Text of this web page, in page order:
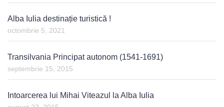
Alba Iulia destinație turistică !
octombrie 5, 2021
Transilvania Principat autonom (1541-1691)
septembrie 15, 2015
Intoarcerea lui Mihai Viteazul la Alba Iulia